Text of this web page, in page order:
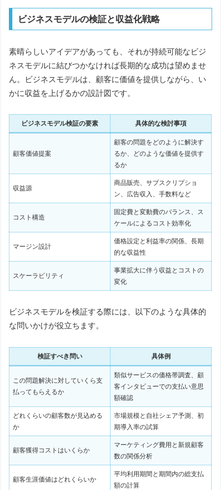
ビジネスモデルの検証と収益化戦略
素晴らしいアイデアがあっても、それが持続可能なビジ
ネスモデルに結びつかなければ長期的な成功は望めませ
ん。ビジネスモデルは、顧客に価値を提供しながら、い
かに収益を上げるかの設計図です。
ビジネスモデル検証の要素 具体的な検討事項
顧客価値提案
顧客の問題をどのように解決す
るか、どのような価値を提供す
るか
収益源
商品販売、サブスクリプショ
ン、広告収入、手数料など
コスト構造
固定費と変動費のバランス、ス
ケールによるコスト効率化
マージン設計
価格設定と利益率の関係、長期
的な収益性
スケーラビリティ
事業拡大に伴う収益とコストの
変化
ビジネスモデルを検証する際には、以下のような具体的
な問いかけが役立ちます。
検証すべき問い 具体例
この問題解決に対していくら支
払ってもらえるか
類似サービスの価格帯調査、顧
客インタビューでの支払い意思
額確認
どれくらいの顧客数が見込める
か
市場規模と自社シェア予測、初
期導入率の試算
顧客獲得コストはいくらか
マーケティング費用と新規顧客
数の関係分析
顧客生涯価値はどれくらいか
平均利用期間と期間内の総支払
額の計算